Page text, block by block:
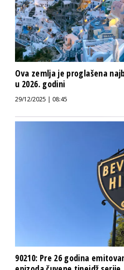
Ova zemlja je proglašena
u 2026. godini
29/12/2025 | 08:45
90210: Pre 26 godina